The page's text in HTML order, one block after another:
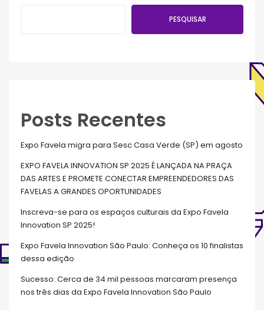
PESQUISAR
Posts Recentes
Expo Favela migra para Sesc Casa Verde (SP) em agosto
EXPO FAVELA INNOVATION SP 2025 É LANÇADA NA PRAÇA
DAS ARTES E PROMETE CONECTAR EMPREENDEDORES DAS
FAVELAS A GRANDES OPORTUNIDADES
Inscreva-se para os espaços culturais da Expo Favela
Innovation SP 2025!
Expo Favela Innovation São Paulo: Conheça os 10 finalistas
dessa edição
Sucesso: Cerca de 34 mil pessoas marcaram presença
nos três dias da Expo Favela Innovation São Paulo